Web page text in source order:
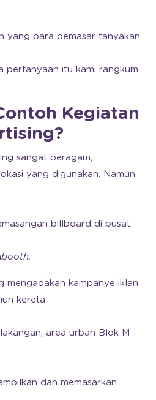
yang para pemasar tanyakan
pertanyaan itu kami rangkum
Kegiatan
sangat beragam,
yang digunakan. Namun,
billboard di pusat
booth.
mengadakan kampanye iklan
kereta
area urban Blok M
dan memasarkan